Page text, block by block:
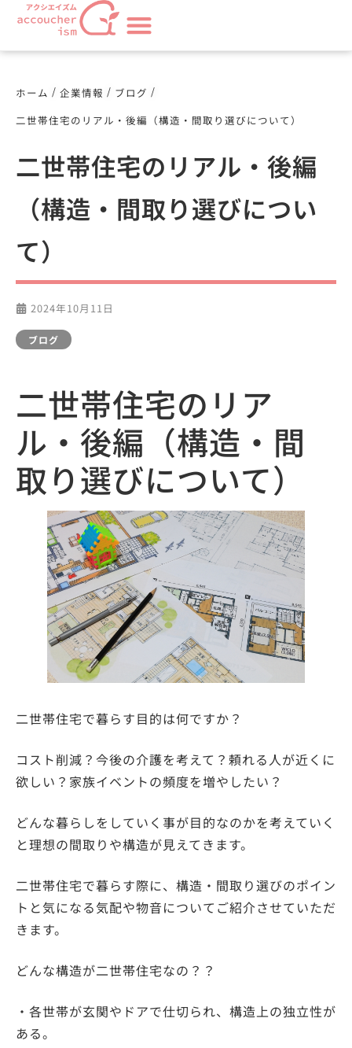
ホーム / 企業情報 / ブログ /
二世帯住宅のリアル・後編（構造・間取り選びについて）
二世帯住宅のリアル・後編
（構造・間取り選びについ
て）
2024年10月11日
ブログ
二世帯住宅のリア
ル・後編（構造・間
取り選びについて）
二世帯住宅で暮らす目的は何ですか？
コスト削減？今後の介護を考えて？頼れる人が近くに
欲しい？家族イベントの頻度を増やしたい？
どんな暮らしをしていく事が目的なのかを考えていく
と理想の間取りや構造が見えてきます。
二世帯住宅で暮らす際に、構造・間取り選びのポイン
トと気になる気配や物音についてご紹介させていただ
きます。
どんな構造が二世帯住宅なの？？
・各世帯が玄関やドアで仕切られ、構造上の独立性が
ある。